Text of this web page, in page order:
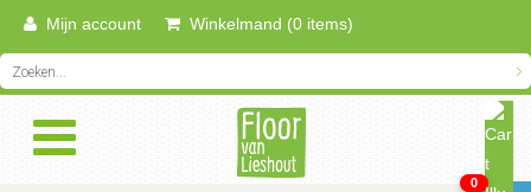
Mijn account Winkelmand (0 items)
0